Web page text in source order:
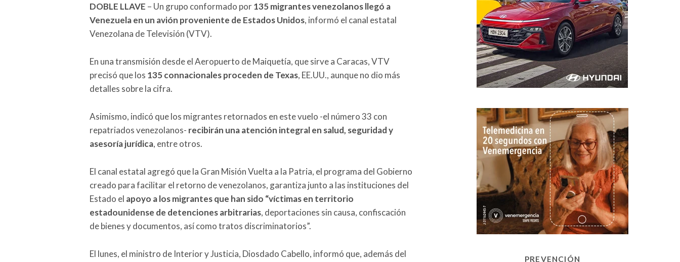
DOBLE LLAVE – Un grupo conformado por135 migrantes venezolanos llegó a
Venezuela en un avión proveniente de Estados Unidos, informó el canal estatal
Venezolana de Televisión (VTV).
En una transmisión desde el Aeropuerto de Maiquetía, que sirve a Caracas, VTV
precisó que los 135 connacionales proceden de Texas, EE.UU., aunque no dio más
detalles sobre la cifra.
Asimismo, indicó que los migrantes retornados en este vuelo -el número 33 con
repatriados venezolanos- recibirán una atención integral en salud, seguridad y
asesoría jurídica, entre otros.
El canal estatal agregó que la Gran Misión Vuelta a la Patria, el programa del Gobierno
creado para facilitar el retorno de venezolanos, garantiza junto a las instituciones del
Estado el apoyo a los migrantes que han sido “víctimas en territorio
estadounidense de detenciones arbitrarias, deportaciones sin causa, confiscación
de bienes y documentos, así como tratos discriminatorios”.
El lunes, el ministro de Interior y Justicia, Diosdado Cabello, informó que, además del
PREVENCIÓN